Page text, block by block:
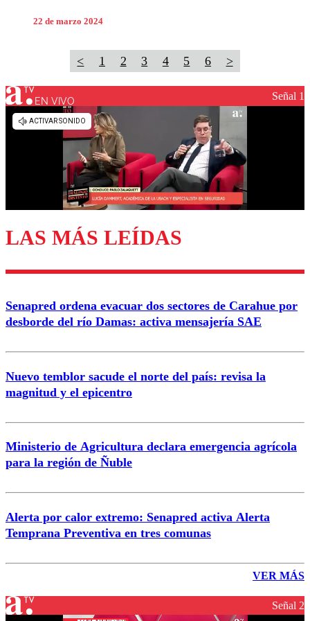
22 de marzo 2024
< 1 2 3 4 5 6 >
EN VIVO Señal 1
LAS MÁS LEÍDAS
Senapred ordena evacuar dos sectores de Carahue por
desborde del río Damas: activa mensajería SAE
Nuevo temblor sacude el norte del país: revisa la
magnitud y el epicentro
Ministerio de Agricultura declara emergencia agrícola
para la región de Ñuble
Alerta por calor extremo: Senapred activa Alerta
Temprana Preventiva en tres comunas
VER MÁS
Señal 2